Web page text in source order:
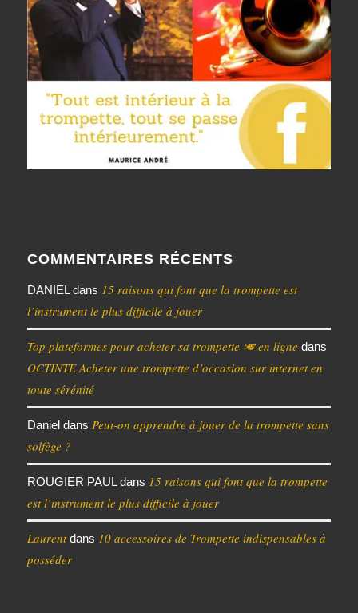
COMMENTAIRES RÉCENTS
DANIELdans 15 raisons qui font que la trompette est
l’instrument le plus difficile à jouer
Top plateformes pour acheter sa trompette 🎺 en ligne dans
OCTINTE Acheter une trompette d’occasion sur internet en
toute sérénité
Danieldans Peut-on apprendre à jouer de la trompette sans
solfège ?
ROUGIER PAULdans 15 raisons qui font que la trompette
est l’instrument le plus difficile à jouer
Laurentdans 10 accessoires de Trompette indispensables à
posséder